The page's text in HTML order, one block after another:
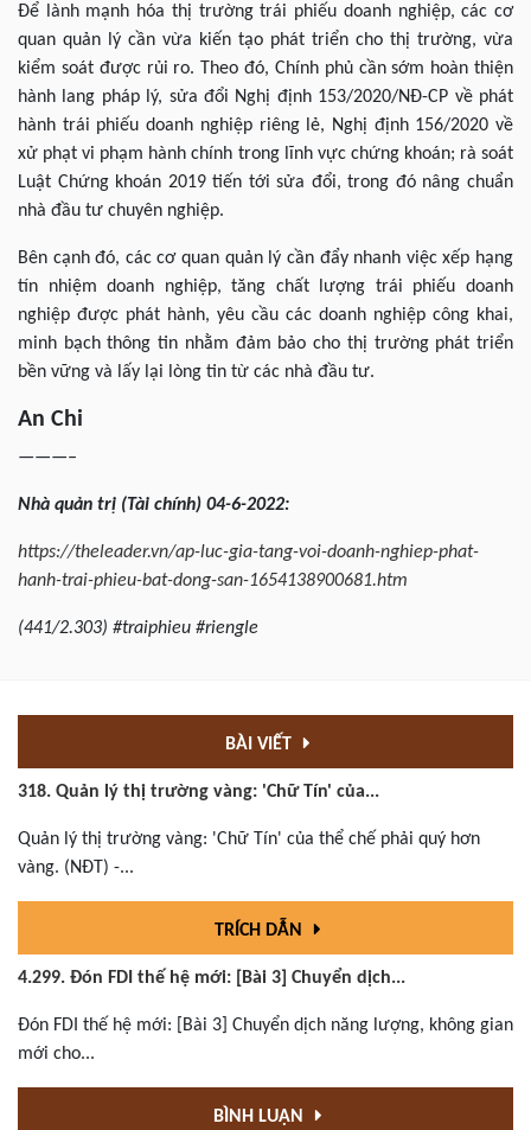
Để lành mạnh hóa thị trường trái phiếu doanh nghiệp, các cơ
quan quản lý cần vừa kiến tạo phát triển cho thị trường, vừa
kiểm soát được rủi ro. Theo đó, Chính phủ cần sớm hoàn thiện
hành lang pháp lý, sửa đổi Nghị định 153/2020/NĐ-CP về phát
hành trái phiếu doanh nghiệp riêng lẻ, Nghị định 156/2020 về
xử phạt vi phạm hành chính trong lĩnh vực chứng khoán; rà soát
Luật Chứng khoán 2019 tiến tới sửa đổi, trong đó nâng chuẩn
nhà đầu tư chuyên nghiệp.
Bên cạnh đó, các cơ quan quản lý cần đẩy nhanh việc xếp hạng
tín nhiệm doanh nghiệp, tăng chất lượng trái phiếu doanh
nghiệp được phát hành, yêu cầu các doanh nghiệp công khai,
minh bạch thông tin nhằm đảm bảo cho thị trường phát triển
bền vững và lấy lại lòng tin từ các nhà đầu tư.
An Chi
———–
Nhà quản trị (Tài chính) 04-6-2022:
https://theleader.vn/ap-luc-gia-tang-voi-doanh-nghiep-phat-
hanh-trai-phieu-bat-dong-san-1654138900681.htm
(441/2.303) #traiphieu #riengle
BÀI VIẾT
318. Quản lý thị trường vàng: 'Chữ Tín' của...
Quản lý thị trường vàng: 'Chữ Tín' của thể chế phải quý hơn
vàng. (NĐT) -...
TRÍCH DẪN
4.299. Đón FDI thế hệ mới: [Bài 3] Chuyển dịch...
Đón FDI thế hệ mới: [Bài 3] Chuyển dịch năng lượng, không gian
mới cho...
BÌNH LUẬN